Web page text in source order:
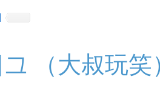
（大叔玩笑